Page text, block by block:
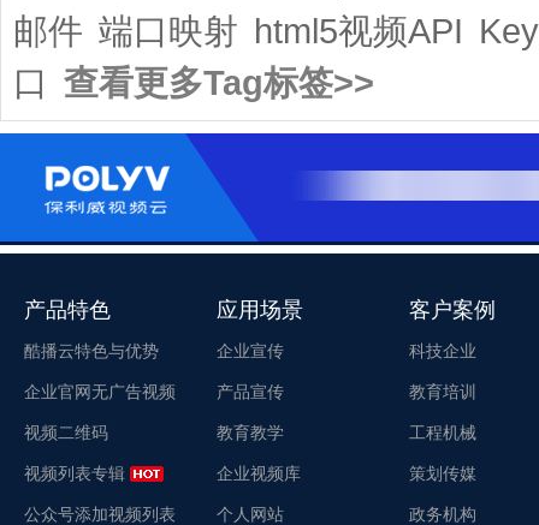
邮件 端口映射 html5视频API
口 查看更多Tag标签>>
产品特色
酷播云特色与优势
企业官网无广告视频
视频二维码
视频列表专辑
公众号添加视频列表
应用场景
企业宣传
产品宣传
教育教学
企业视频库
个人网站
客户案例
科技企业
教育培训
工程机械
策划传媒
政务机构